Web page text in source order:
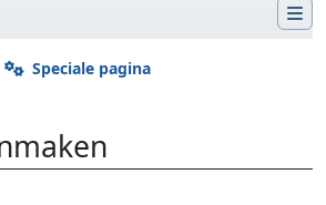
Speciale pagina